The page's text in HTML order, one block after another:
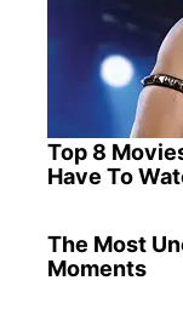
Top 8
Have To
The Most
Moments